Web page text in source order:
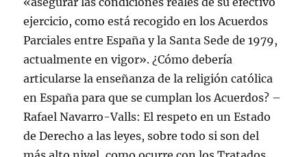
ejercicio, como está recogido en los Acuerdos
Parciales entre España y la Santa Sede de 1979,
actualmente en vigor». ¿Cómo debería
articularse la enseñanza de la religión católica
en España para que se cumplan los Acuerdos? –
Rafael Navarro-Valls: El respeto en un Estado
de Derecho a las leyes, sobre todo si son del